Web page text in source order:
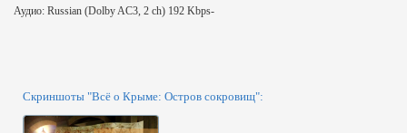
Аудио: Russian (Dolby AC3, 2 ch) 192 Kbps-
Скриншоты "Всё о Крыме: Остров сокровищ":